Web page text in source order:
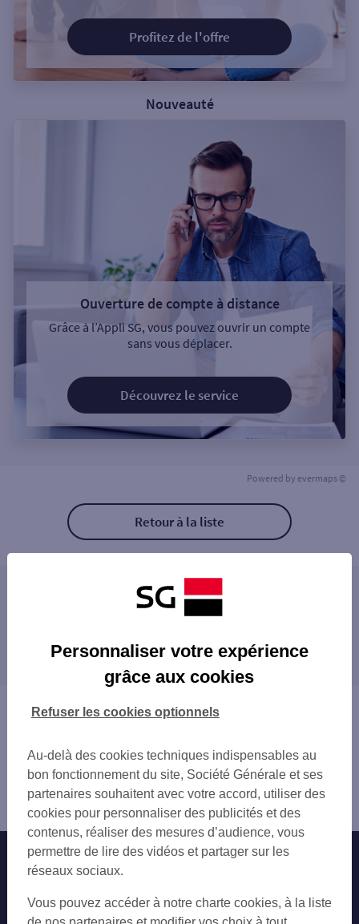
Profitez de l'offre
Nouveauté
Ouverture de compte à distance
Grâce à l’Appli SG, vous pouvez ouvrir un compte
sans vous déplacer.
Découvrez le service
Powered by evermaps ©
Retour à la liste
Les distributeurs/automates à proximité
LEVALLOIS PERRET 66 RUE DU PRESIDEN
LEVALLOIS PERRET 75 RUE DU PRESIDEN
CLICHY 72-74 BD JEAN JAURES
L'OREAL LEVALLOIS
LEVALLOIS A FRANCE
CLICHY CENTRE
ESPACE CHAMPERRET
ESPACE CHAMPERRET
PARIS PLACE PEREIRE
PARIS 3 BD GOUVION SAINT CYR
LEVALLOIS POMPIDOU
proximité
ASNIÈRES-SUR-SEINE
COURBEVOIE
BOIS-COLOMBES
LA GARENNE-COLOMBES
GENNEVILLIERS
COLOMBES
PUTEAUX
PARIS
VILLENEUVE-LA-GARENNE
SURESNES
Vous êtes ici : Accueil
Levallois Perret
Distributeur/automate LEVALLOIS GARE
Nos engagements Nous contacter
Autres sites SG
Professionnels
Personnaliser votre expérience
grâce aux cookies
Au-delà des cookies techniques indispensables au
bon fonctionnement du site, Société Générale et ses
partenaires souhaitent avec votre accord, utiliser des
cookies pour personnaliser des publicités et des
contenus, réaliser des mesures d’audience, vous
permettre de lire des vidéos et partager sur les
réseaux sociaux.
Vous pouvez accéder à notre charte cookies, à la liste
Refuser les cookies optionnels